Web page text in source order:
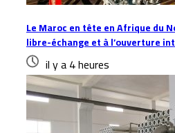
Le Maroc en tête en Afrique du
libre-échange et à l’ouverture
il y a 4 heures